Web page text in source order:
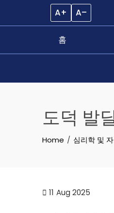
A+ A–
홈
도덕 발
Home 심리학 및
11 Aug 2025